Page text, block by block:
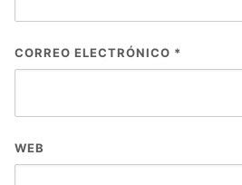
CORREO ELECTRÓNICO *
WEB